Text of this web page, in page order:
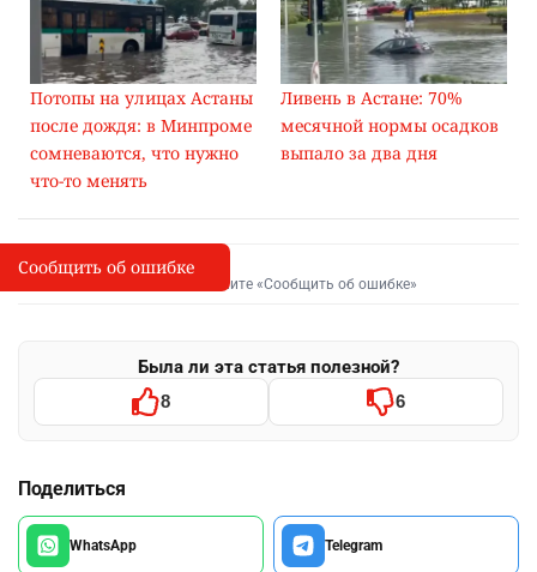
Потопы на улицах Астаны
после дождя: в Минпроме
сомневаются, что нужно
что-то менять
Ливень в Астане: 70%
месячной нормы осадков
выпало за два дня
I
Сообщить об опечатке
Выделите фрагмент и нажмите «Сообщить об ошибке»
Была ли эта статья полезной?
8 6
Поделиться
WhatsApp Telegram
Сообщить об ошибке